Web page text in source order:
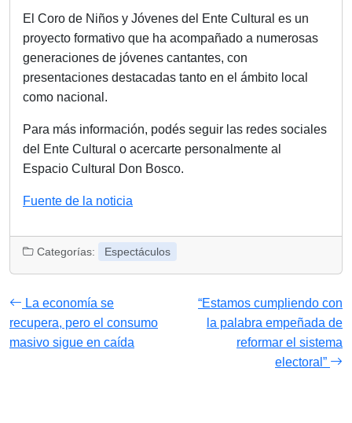
El Coro de Niños y Jóvenes del Ente Cultural es un
proyecto formativo que ha acompañado a numerosas
generaciones de jóvenes cantantes, con
presentaciones destacadas tanto en el ámbito local
como nacional.
Para más información, podés seguir las redes sociales
del Ente Cultural o acercarte personalmente al
Espacio Cultural Don Bosco.
Fuente de la noticia
Categorías: Espectáculos
La economía se
recupera, pero el consumo
masivo sigue en caída
“Estamos cumpliendo con
la palabra empeñada de
reformar el sistema
electoral”